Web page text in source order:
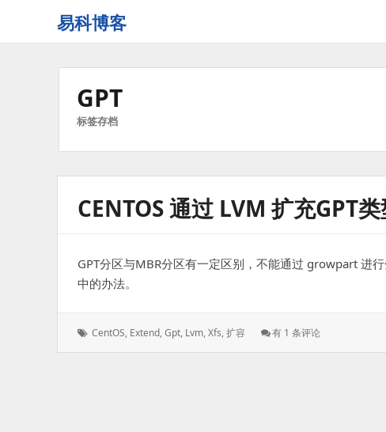
易科博客
GPT
标签存档
CENTOS 通过 LVM 扩充GPT
GPT分区与MBR分区有一定区别，不能通过 growpart 进
中的办法。
标
CentOS, Extend,Gpt, Lvm,Xfs,扩容
CentOS
有 1 条评论